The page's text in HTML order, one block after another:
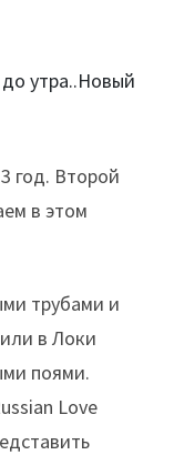
год. Второй
в этом
трубами и
в Локи
поями.
Love